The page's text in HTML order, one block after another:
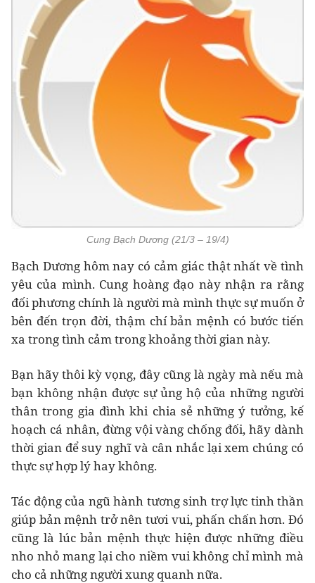
Cung Bạch Dương (21/3 – 19/4)
Bạch Dương hôm nay có cảm giác thật nhất về tình
yêu của mình. Cung hoàng đạo này nhận ra rằng
đối phương chính là người mà mình thực sự muốn ở
bên đến trọn đời, thậm chí bản mệnh có bước tiến
xa trong tình cảm trong khoảng thời gian này.
Bạn hãy thôi kỳ vọng, đây cũng là ngày mà nếu mà
bạn không nhận được sự ủng hộ của những người
thân trong gia đình khi chia sẻ những ý tưởng, kế
hoạch cá nhân, đừng vội vàng chống đối, hãy dành
thời gian để suy nghĩ và cân nhắc lại xem chúng có
thực sự hợp lý hay không.
Tác động của ngũ hành tương sinh trợ lực tinh thần
giúp bản mệnh trở nên tươi vui, phấn chấn hơn. Đó
cũng là lúc bản mệnh thực hiện được những điều
nho nhỏ mang lại cho niềm vui không chỉ mình mà
cho cả những người xung quanh nữa.